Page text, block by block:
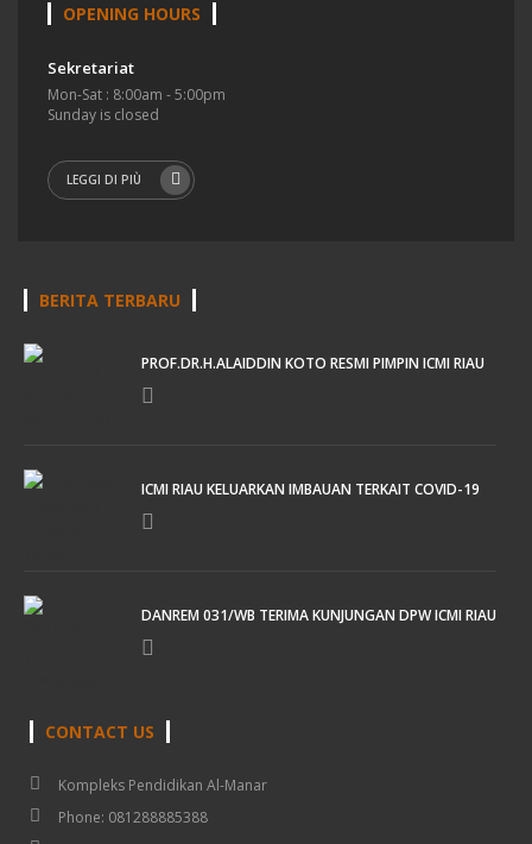
OPENING HOURS
Sekretariat
Mon-Sat : 8:00am - 5:00pm
Sunday is closed
LEGGI DI PIÙ
BERITA TERBARU
PROF.DR.H.ALAIDDIN KOTO RESMI PIMPIN ICMI RIAU
ICMI RIAU KELUARKAN IMBAUAN TERKAIT COVID-19
DANREM 031/WB TERIMA KUNJUNGAN DPW ICMI RIAU
CONTACT US
Kompleks Pendidikan Al-Manar
Phone: 081288885388